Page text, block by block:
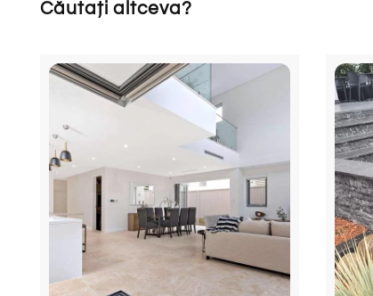
Căutați altceva?